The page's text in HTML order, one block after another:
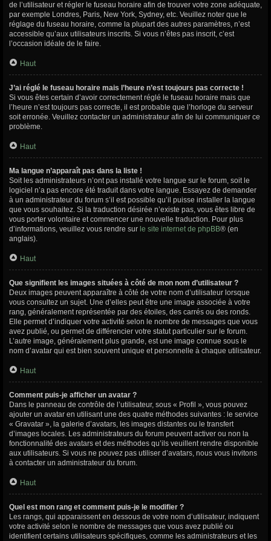
de l’utilisateur et régler le fuseau horaire afin de trouver votre zone adéquate,
par exemple Londres, Paris, New York, Sydney, etc. Veuillez noter que le
réglage du fuseau horaire, comme la plupart des autres paramètres, n’est
accessible qu’aux utilisateurs inscrits. Si vous n’êtes pas inscrit, c’est
l’occasion idéale de le faire.
Haut
J’ai réglé le fuseau horaire mais l’heure n’est toujours pas correcte !
Si vous êtes certain d’avoir correctement réglé le fuseau horaire mais que
l’heure n’est toujours pas correcte, il est probable que l’horloge du serveur
soit erronée. Veuillez contacter un administrateur afin de lui communiquer ce
problème.
Haut
Ma langue n’apparaît pas dans la liste !
Soit les administrateurs n’ont pas installé votre langue sur le forum, soit le
logiciel n’a pas encore été traduit dans votre langue. Essayez de demander
à un administrateur du forum s’il est possible qu’il puisse installer la langue
que vous souhaitez. Si la traduction désirée n’existe pas, vous êtes libre de
vous porter volontaire et commencer une nouvelle traduction. Pour plus
d’informations, veuillez vous rendre sur le site internet de phpBB® (en
anglais).
Haut
Que signifient les images situées à côté de mon nom d’utilisateur ?
Deux images peuvent apparaître à côté de votre nom d’utilisateur lorsque
vous consultez un sujet. Une d’elles peut être une image associée à votre
rang, généralement représentée par des étoiles, des carrés ou des ronds.
Elle permet d’indiquer votre activité selon le nombre de messages que vous
avez publié, ou permet de différencier votre statut particulier sur le forum.
L’autre image, généralement plus grande, est une image connue sous le
nom d’avatar qui est bien souvent unique et personnelle à chaque utilisateur.
Haut
Comment puis-je afficher un avatar ?
Dans le panneau de contrôle de l’utilisateur, sous « Profil », vous pouvez
ajouter un avatar en utilisant une des quatre méthodes suivantes : le service
« Gravatar », la galerie d’avatars, les images distantes ou le transfert
d’images locales. Les administrateurs du forum peuvent activer ou non la
fonctionnalité des avatars et des méthodes qu’ils veuillent rendre disponible
aux utilisateurs. Si vous ne pouvez pas utiliser d’avatars, nous vous invitons
à contacter un administrateur du forum.
Haut
Quel est mon rang et comment puis-je le modifier ?
Les rangs, qui apparaissent en dessous de votre nom d’utilisateur, indiquent
votre activité selon le nombre de messages que vous avez publié ou
identifient certains utilisateurs spécifiques, comme les administrateurs et les